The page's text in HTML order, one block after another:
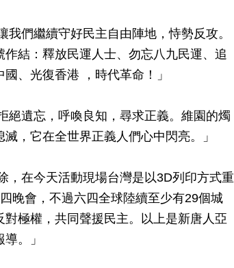
們繼續守好民主自由陣地，恃勢反攻。
結：釋放民運人士、勿忘八九民運、追
、光復香港 ，時代革命！」
絕遺忘，呼喚良知，尋求正義。維園的燭
，它在全世界正義人們心中閃亮。」
，在今天活動現場台灣是以3D列印方式重
晚會，不過六四全球陸續至少有29個城
極權，共同聲援民主。以上是新唐人亞
。」